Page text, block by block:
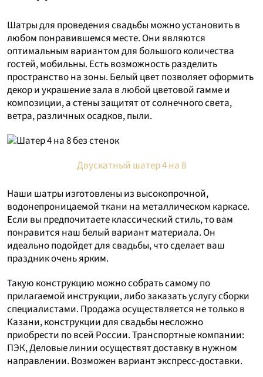
Шатры для проведения свадьбы можно установить в
любом понравившемся месте. Они являются
оптимальным вариантом для большого количества
гостей, мобильны. Есть возможность разделить
пространство на зоны. Белый цвет позволяет оформить
декор и украшение зала в любой цветовой гамме и
композиции, а стены защитят от солнечного света,
ветра, различных осадков, пыли.
Двускатный шатер 4 на 8
Наши шатры изготовлены из высокопрочной,
водонепроницаемой ткани на металлическом каркасе.
Если вы предпочитаете классический стиль, то вам
понравится наш белый вариант материала. Он
идеально подойдет для свадьбы, что сделает ваш
праздник очень ярким.
Такую конструкцию можно собрать самому по
прилагаемой инструкции, либо заказать услугу сборки
специалистами. Продажа осуществляется не только в
Казани, конструкции для свадьбы несложно
приобрести по всей России. Транспортные компании:
ПЭК, Деловые линии осуществят доставку в нужном
направлении. Возможен вариант экспресс-доставки.